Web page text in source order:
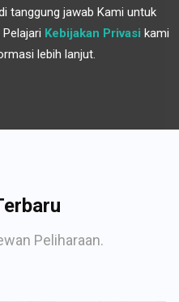
tanggung jawab Kami untuk
Kebijakan Privasi kami
lebih lanjut.
Peliharaan.